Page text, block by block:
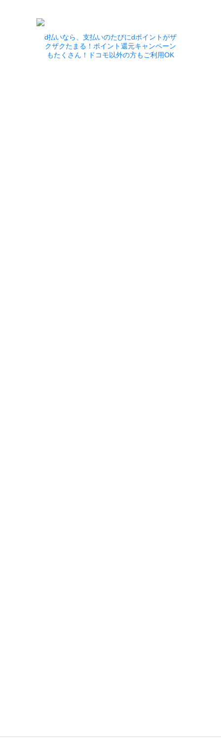
d払いなら、支払いのたびにdポイントがザ
クザクたまる！ポイント還元キャンペーン
もたくさん！ドコモ以外の方もご利用OK